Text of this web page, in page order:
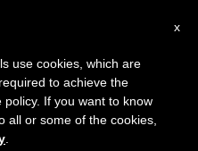
‘Misa
x
use cookies, which are
to achieve the
If you want to know
all or some of the cookies,